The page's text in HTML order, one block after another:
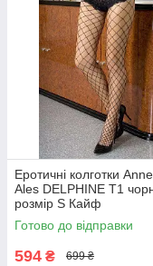
Еротичні колготки
Ales DELPHINE T1
розмір S Кайф
Готово до відправки
594 ₴ 699 ₴